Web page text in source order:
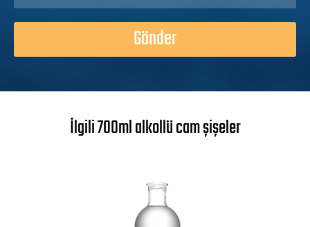
Gönder
İlgili 700ml alkollü cam şişeler